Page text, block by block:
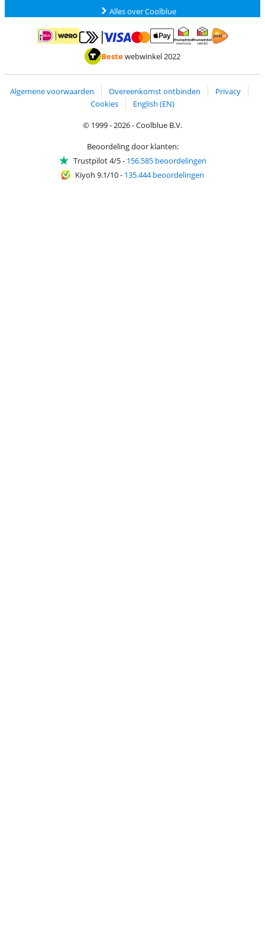
Alles over Coolblue
Betalen met iDEAL | WeroBetalen met MasterCard en Visa via ClickToPay
Betalen met ApplePay
Thuiswinkel waarborg
Bestewebwinkel 2022
Algemene voorwaarden Overeenkomst ontbinden
Privacy
Cookies
English (EN)
© 1999 - 2026 - Coolblue B.V.
Beoordeling door klanten:
Trustpilot 4/5- 156.585 beoordelingen
Kiyoh 9.1/10- 135.444 beoordelingen